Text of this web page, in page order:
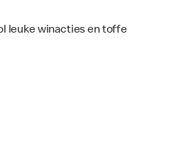
leuke winacties en toffe